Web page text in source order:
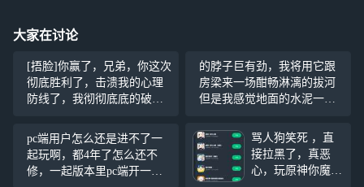
大家在讨论
[捂脸]你赢了，兄弟，你这次
彻底胜利了，击溃我的心理
防线了，我彻彻底底的破防
了大雨的野狗，看见路边有
一坨棕色的东西，我以为是
大便，满心欢喜地吃下去，
结果发现是巧克力，只能满
的脖子巨有劲，我将用它跟
房梁来一场酣畅淋漓的拔河
但是我感觉地面的水泥一直
下，正好我的脑袋巨有劲
啊，我将用它从19楼撞击1楼
混凝土，看看我俩谁硬！我
还感觉感觉手腕特有劲，我
pc端用户怎么还是进不了一
起玩啊，都4年了怎么还不
修，一起版本里pc端开一起
骂人狗笑死 ，直
接拉黑了，真恶
心，玩原神你魔怔